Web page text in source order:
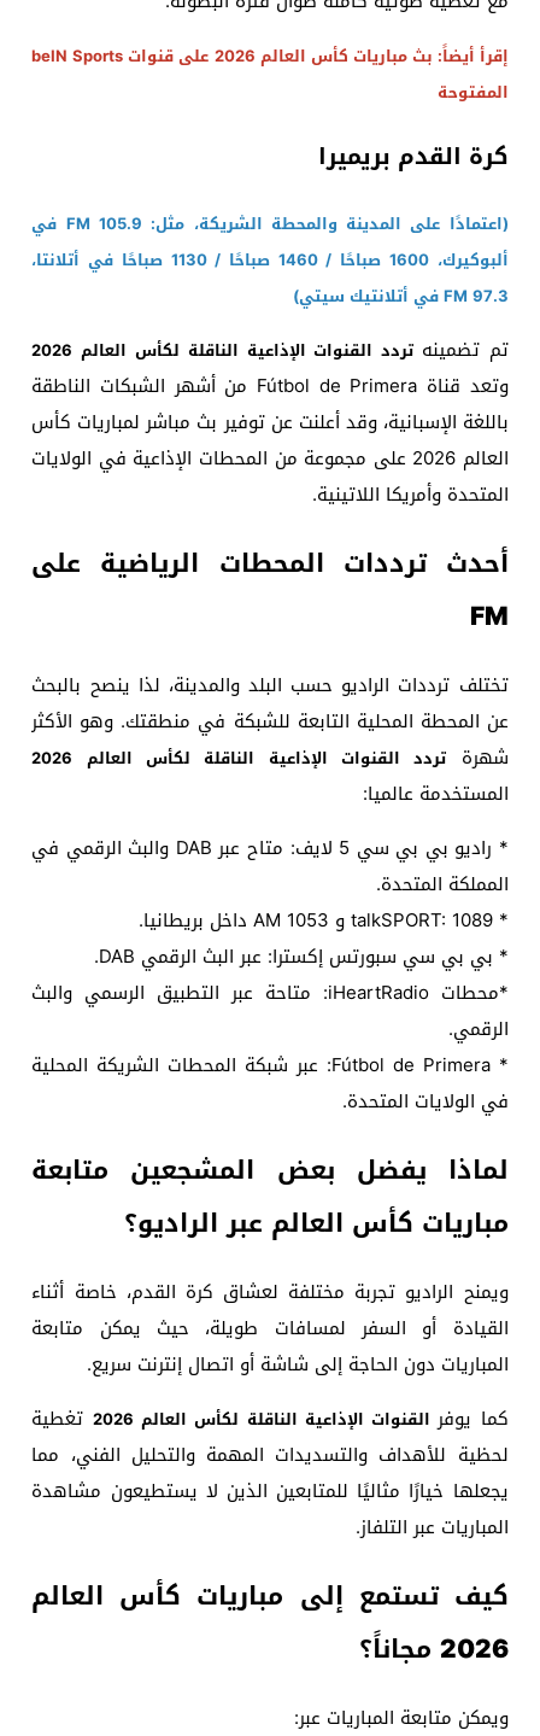
إقرأ أيضاً: بث مباريات كأس العالم 2026 على قنوات beIN Sports
المفتوحة
كرة القدم بريميرا
(اعتمادًا على المدينة والمحطة الشريكة، مثل: 105.9 FM في
ألبوكيرك، 1600 صباحًا / 1460 صباحًا / 1130 صباحًا في أتلانتا،
97.3 FM في أتلانتيك سيتي)
تم تضمينه تردد القنوات الإذاعية الناقلة لكأس العالم 2026
وتعد قناة Fútbol de Primera من أشهر الشبكات الناطقة
باللغة الإسبانية، وقد أعلنت عن توفير بث مباشر لمباريات كأس
العالم 2026 على مجموعة من المحطات الإذاعية في الولايات
المتحدة وأمريكا اللاتينية.
أحدث ترددات المحطات الرياضية على
FM
تختلف ترددات الراديو حسب البلد والمدينة، لذا ينصح بالبحث
عن المحطة المحلية التابعة للشبكة في منطقتك. وهو الأكثر
شهرة تردد القنوات الإذاعية الناقلة لكأس العالم 2026
المستخدمة عالميا:
* راديو بي بي سي 5 لايف: متاح عبر DAB والبث الرقمي في
المملكة المتحدة.
* talkSPORT: 1089 و 1053 AM داخل بريطانيا.
* بي بي سي سبورتس إكسترا: عبر البث الرقمي DAB.
*محطات iHeartRadio: متاحة عبر التطبيق الرسمي والبث
الرقمي.
* Fútbol de Primera: عبر شبكة المحطات الشريكة المحلية
في الولايات المتحدة.
لماذا يفضل بعض المشجعين متابعة
مباريات كأس العالم عبر الراديو؟
ويمنح الراديو تجربة مختلفة لعشاق كرة القدم، خاصة أثناء
القيادة أو السفر لمسافات طويلة، حيث يمكن متابعة
المباريات دون الحاجة إلى شاشة أو اتصال إنترنت سريع.
كما يوفر القنوات الإذاعية الناقلة لكأس العالم 2026
تغطية
لحظية للأهداف والتسديدات المهمة والتحليل الفني، مما
يجعلها خيارًا مثاليًا للمتابعين الذين لا يستطيعون مشاهدة
المباريات عبر التلفاز.
كيف تستمع إلى مباريات كأس العالم
2026 مجاناً؟
ويمكن متابعة المباريات عبر: